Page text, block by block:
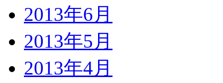
2013年6月
2013年5月
2013年4月